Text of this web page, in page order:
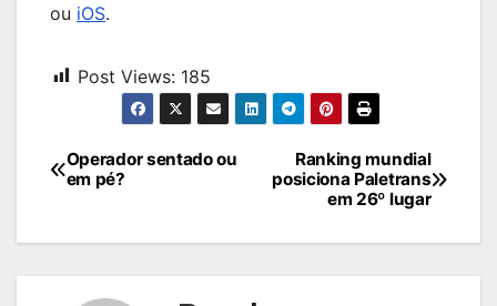
ou iOS.
Post Views: 185
Navegação
de
Ranking mundial
posiciona Paletrans
em 26º lugar
Operador sentado ou
em pé?